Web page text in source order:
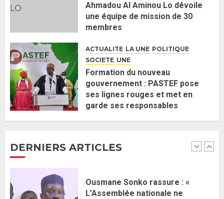
Ahmadou Al Aminou Lo dévoile
une équipe de mission de 30
membres
ACTUALITE LA UNE POLITIQUE
SOCIETE UNE
Formation du nouveau
gouvernement : PASTEF pose
ses lignes rouges et met en
garde ses responsables
DERNIERS ARTICLES
1
Gouvernement Diomaye II :
une équipe de mission de 30
membres
2 JUIN 2026 0
2
Ousmane Sonko rassure : «
politique contre Pastef »
Formation du nouveau
gouvernement : PASTEF pose